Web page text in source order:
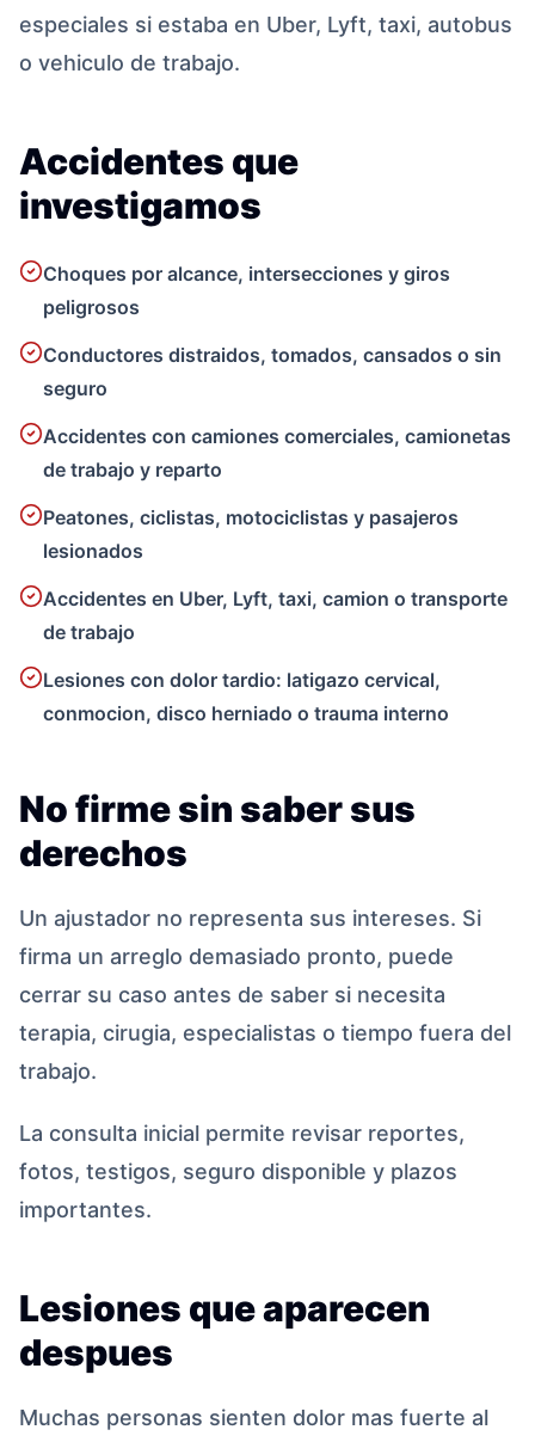
especiales si estaba en Uber, Lyft, taxi, autobus
o vehiculo de trabajo.
Accidentes que
investigamos
Choques por alcance, intersecciones y giros
peligrosos
Conductores distraidos, tomados, cansados o sin
seguro
Accidentes con camiones comerciales, camionetas
de trabajo y reparto
Peatones, ciclistas, motociclistas y pasajeros
lesionados
Accidentes en Uber, Lyft, taxi, camion o transporte
de trabajo
Lesiones con dolor tardio: latigazo cervical,
conmocion, disco herniado o trauma interno
No firme sin saber sus
derechos
Un ajustador no representa sus intereses. Si
firma un arreglo demasiado pronto, puede
cerrar su caso antes de saber si necesita
terapia, cirugia, especialistas o tiempo fuera del
trabajo.
La consulta inicial permite revisar reportes,
fotos, testigos, seguro disponible y plazos
importantes.
Lesiones que aparecen
despues
Muchas personas sienten dolor mas fuerte al